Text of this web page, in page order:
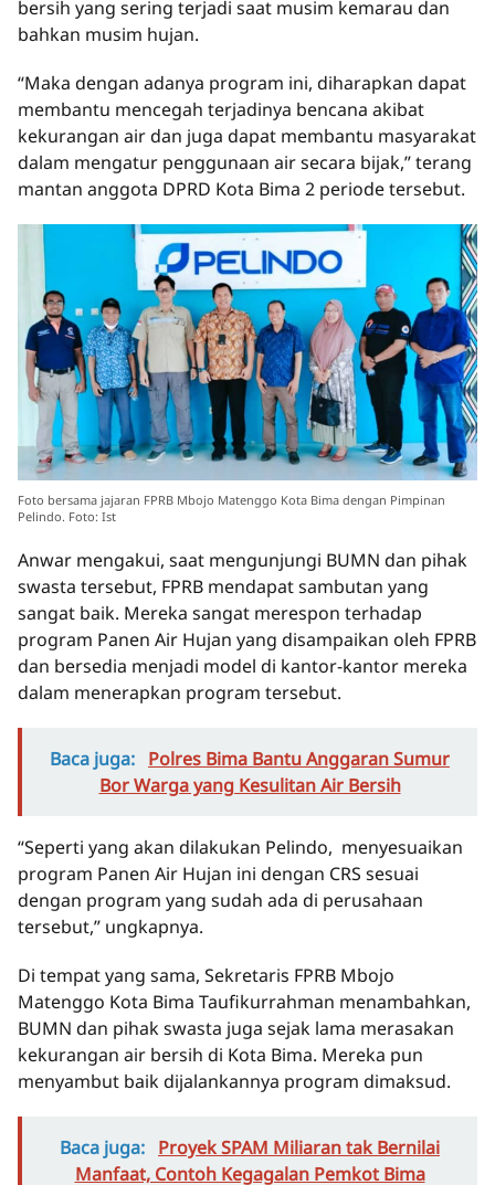
bersih yang sering terjadi saat musim kemarau dan
bahkan musim hujan.
“Maka dengan adanya program ini, diharapkan dapat
membantu mencegah terjadinya bencana akibat
kekurangan air dan juga dapat membantu masyarakat
dalam mengatur penggunaan air secara bijak,” terang
mantan anggota DPRD Kota Bima 2 periode tersebut.
Foto bersama jajaran FPRB Mbojo Matenggo Kota Bima dengan Pimpinan
Pelindo. Foto: Ist
Anwar mengakui, saat mengunjungi BUMN dan pihak
swasta tersebut, FPRB mendapat sambutan yang
sangat baik. Mereka sangat merespon terhadap
program Panen Air Hujan yang disampaikan oleh FPRB
dan bersedia menjadi model di kantor-kantor mereka
dalam menerapkan program tersebut.
Baca juga: Polres Bima Bantu Anggaran Sumur
Bor Warga yang Kesulitan Air Bersih
“Seperti yang akan dilakukan Pelindo, menyesuaikan
program Panen Air Hujan ini dengan CRS sesuai
dengan program yang sudah ada di perusahaan
tersebut,” ungkapnya.
Di tempat yang sama, Sekretaris FPRB Mbojo
Matenggo Kota Bima Taufikurrahman menambahkan,
BUMN dan pihak swasta juga sejak lama merasakan
kekurangan air bersih di Kota Bima. Mereka pun
menyambut baik dijalankannya program dimaksud.
Baca juga: Proyek SPAM Miliaran tak Bernilai
Manfaat, Contoh Kegagalan Pemkot Bima